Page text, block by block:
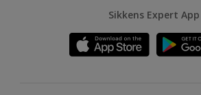
Sikkens Expert App